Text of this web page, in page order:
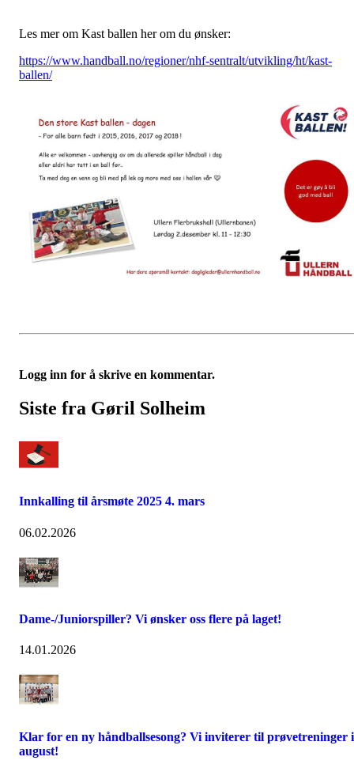
Les mer om Kast ballen her om du ønsker:
https://www.handball.no/regioner/nhf-sentralt/utvikling/ht/kast-
ballen/
Logg inn for å skrive en kommentar.
Siste fra Gøril Solheim
Innkalling til årsmøte 2025 4. mars
06.02.2026
Dame-/Juniorspiller? Vi ønsker oss flere på laget!
14.01.2026
Klar for en ny håndballsesong? Vi inviterer til prøvetreninger i
august!